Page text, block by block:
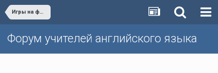
Игры на форуме
Форум учителей английского языка